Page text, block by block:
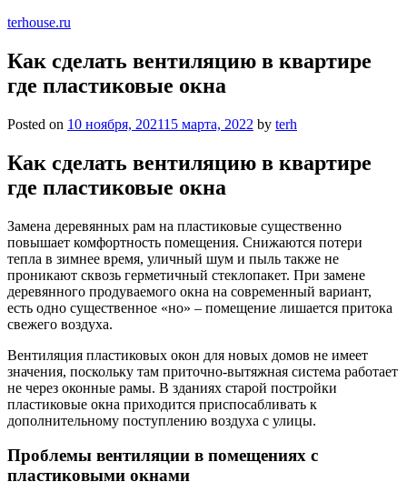
terhouse.ru
Как сделать вентиляцию в квартире
где пластиковые окна
Posted on 10 ноября, 202115 марта, 2022 by terh
Как сделать вентиляцию в квартире
где пластиковые окна
Замена деревянных рам на пластиковые существенно
повышает комфортность помещения. Снижаются потери
тепла в зимнее время, уличный шум и пыль также не
проникают сквозь герметичный стеклопакет. При замене
деревянного продуваемого окна на современный вариант,
есть одно существенное «но» – помещение лишается притока
свежего воздуха.
Вентиляция пластиковых окон для новых домов не имеет
значения, поскольку там приточно-вытяжная система работает
не через оконные рамы. В зданиях старой постройки
пластиковые окна приходится приспосабливать к
дополнительному поступлению воздуха с улицы.
Проблемы вентиляции в помещениях с
пластиковыми окнами